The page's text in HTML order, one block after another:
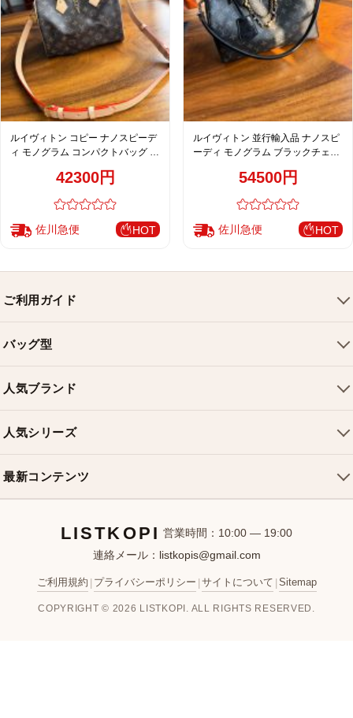
ルイヴィトン コピー ナノスピーデ
ィ モノグラム コンパクトバッグ ブ
42300円
佐川急便 HOT
ルイヴィトン 並行輸入品 ナノスピ
ーディ モノグラム ブラックチェー
54500円
佐川急便 HOT
ご利用ガイド
配送について
返品・交換
お問い合わせ
バッグ型
ショルダーバッグ
クロスボディバッグ
ミニバッグ
バケットバッグ
人気ブランド
シャネルバッグ
ディオールバッグ
人気シリーズ
最新コンテンツ
新着アイテム
ブランドカテゴリ
お客様レビュー
LISTKOPI 営業時間：10:00 — 19:00
連絡メール： listkopis@gmail.com
ご利用規約 プライバシーポリシー サイトについて Sitemap
COPYRIGHT © 2026 LISTKOPI. ALL RIGHTS RESERVED.